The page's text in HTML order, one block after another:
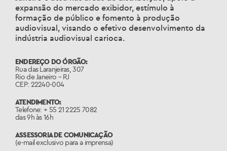
expansão do mercado exibidor, estímulo à
formação de público e fomento à produção
audiovisual, visando o efetivo desenvolvimento da
indústria audiovisual carioca.
ENDEREÇO DO ÓRGÃO:
Rua das Laranjeiras, 307
Rio de Janeiro – RJ
CEP: 22240-004
ATENDIMENTO:
Telefone: + 55 21 2225 7082
das 9h às 16h
ASSESSORIA DE COMUNICAÇÃO
(e-mail exclusivo para a imprensa)